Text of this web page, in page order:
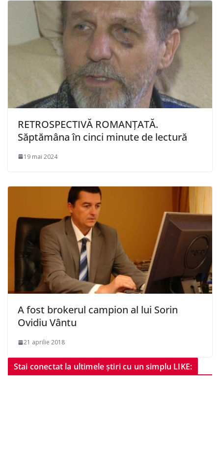
RETROSPECTIVĂ ROMANȚATĂ.
Săptămâna în cinci minute de lectură
19 mai 2024
A fost brokerul campion al lui Sorin
Ovidiu Vântu
21 aprilie 2018
Stai conectat la ultimele știri cu un simplu LIKE: